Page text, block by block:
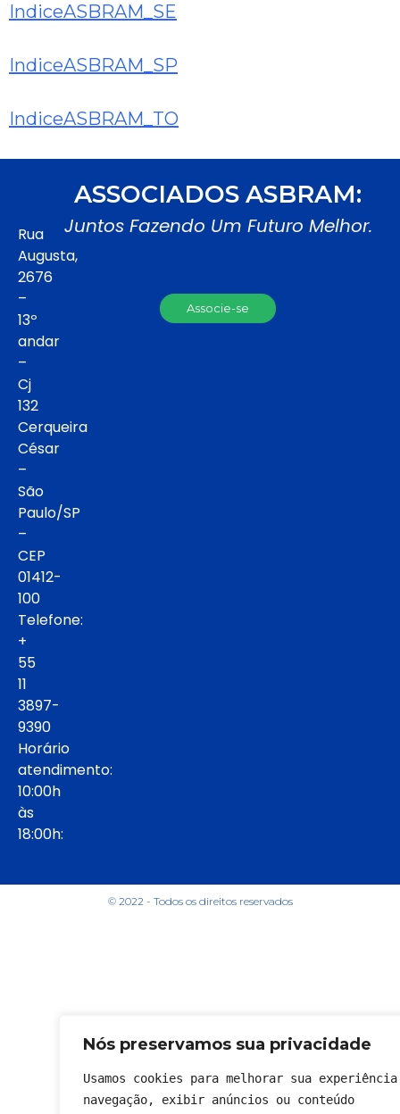
Nós preservamos sua privacidade
Usamos cookies para melhorar sua
navegação, exibir anúncios ou conteúdo
IndiceASBRAM_SE
IndiceASBRAM_SP
IndiceASBRAM_TO
Rua
Augusta,
2676
–
13º
andar
–
Cj
132
Cerqueira
César
–
São
Paulo/SP
–
CEP
01412-
100
Telefone:
+
55
11
3897-
9390
Horário
atendimento:
10:00h
às
18:00h:
ASSOCIADOS ASBRAM:
Juntos Fazendo Um Futuro Melhor.
Associe-se
© 2022 - Todos os direitos reservados